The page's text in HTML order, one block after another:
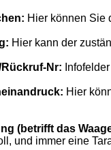
Hier können Sie
Hier kann der
Nr: Infofelder
Hier
(betrifft das
und immer eine